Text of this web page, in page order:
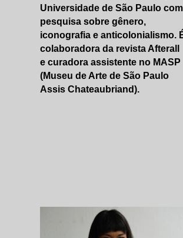
Universidade de São Paulo com
pesquisa sobre gênero,
iconografia e anticolonialismo.
colaboradora da revista Afterall
e curadora assistente no MASP
(Museu de Arte de São Paulo
Assis Chateaubriand).